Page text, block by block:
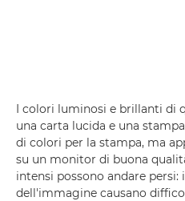
I colori luminosi e brillanti di
una carta lucida e una
di colori per la stampa, ma
su un monitor di buona
intensi possono andare
dell'immagine causano